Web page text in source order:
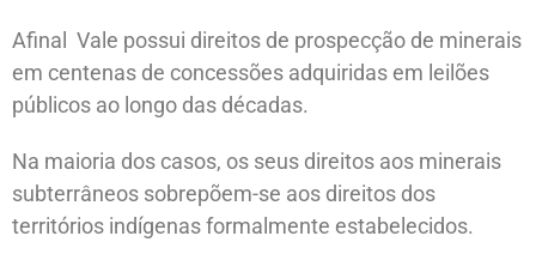
Afinal Vale possui direitos de prospecção de minerais
em centenas de concessões adquiridas em leilões
públicos ao longo das décadas.
Na maioria dos casos, os seus direitos aos minerais
subterrâneos sobrepõem-se aos direitos dos
territórios indígenas formalmente estabelecidos.